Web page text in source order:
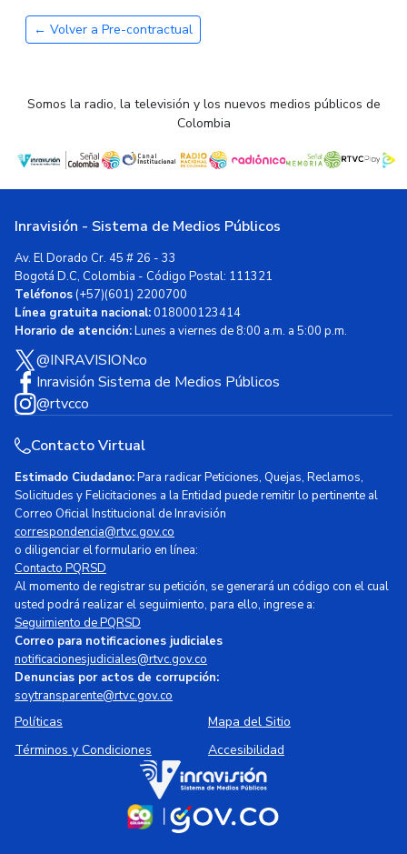
← Volver a Pre-contractual
Somos la radio, la televisión y los nuevos medios públicos de
Colombia
Inravisión - Sistema de Medios Públicos
Av. El Dorado Cr. 45 # 26 - 33
Bogotá D.C, Colombia - Código Postal: 111321
Teléfonos(+57)(601) 2200700
Línea gratuita nacional:018000123414
Horario de atención:Lunes a viernes de 8:00 a.m. a 5:00 p.m.
@INRAVISIONco
Inravisión Sistema de Medios Públicos
@rtvcco
Contacto Virtual
Estimado Ciudadano:Para radicar Peticiones, Quejas, Reclamos,
Solicitudes y Felicitaciones a la Entidad puede remitir lo pertinente al
Correo Oficial Institucional de Inravisión
correspondencia@rtvc.gov.co
o diligenciar el formulario en línea:
Contacto PQRSD
Al momento de registrar su petición, se generará un código con el cual
usted podrá realizar el seguimiento, para ello, ingrese a:
Seguimiento de PQRSD
Correo para notificaciones judiciales
notificacionesjudiciales@rtvc.gov.co
Denuncias por actos de corrupción:
soytransparente@rtvc.gov.co
Políticas
Mapa del Sitio
Términos y Condiciones
Accesibilidad